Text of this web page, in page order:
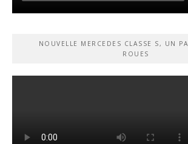
NOUVELLE MERCEDES CLASSE S, UN
ROUES